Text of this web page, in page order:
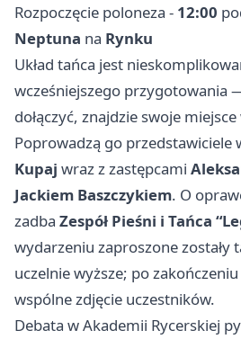
Rozpoczęcie poloneza - 12:00
Neptuna na Rynku
Układ tańca jest
wcześniejszego przygotowania
dołączyć, znajdzie swoje
Poprowadzą go przedstawiciele
Kupaj wraz z zastępcami
Jackiem Baszczykiem. O
zadba Zespół Pieśni i Tańca
wydarzeniu zaproszone zostały
uczelnie wyższe; po
wspólne zdjęcie uczestników.
Debata w Akademii Rycerskiej